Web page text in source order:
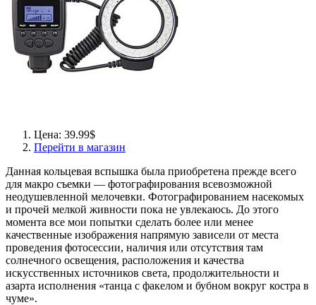
Цена: 39.99$
Перейти в магазин
Данная кольцевая вспышка была приобретена прежде всего
для макро съемки — фотографирования всевозможной
неодушевленной мелочевки. Фотографированием насекомых
и прочей мелкой живности пока не увлекаюсь. До этого
момента все мои попытки сделать более или менее
качественные изображения напрямую зависели от места
проведения фотосессии, наличия или отсутствия там
солнечного освещения, расположения и качества
искусственных источников света, продолжительности и
азарта исполнения «танца с факелом и бубном вокруг костра в
чуме».